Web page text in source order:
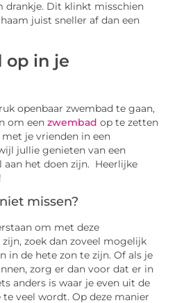
drankje. Dit klinkt misschien
juist sneller af dan een
op in je
openbaar zwembad te gaan,
om een zwembad op te zetten
je vrienden in een
jullie genieten van een
aan het doen zijn. Heerlijke
missen?
om met deze
zoek dan zoveel mogelijk
in de hete zon te zijn. Of als je
zorg er dan voor dat er in
anders is waar je even uit de
veel wordt. Op deze manier